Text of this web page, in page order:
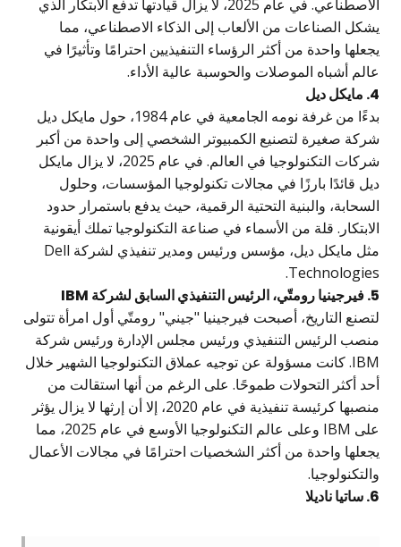
الاصطناعي. في عام 2025، لا يزال قيادتها تدفع الابتكار الذي
يشكل الصناعات من الألعاب إلى الذكاء الاصطناعي، مما
يجعلها واحدة من أكثر الرؤساء التنفيذيين احترامًا وتأثيرًا في
عالم أشباه الموصلات والحوسبة عالية الأداء.
بدءًا من غرفة نومه الجامعية في عام 1984، حول مايكل ديل
شركة صغيرة لتصنيع الكمبيوتر الشخصي إلى واحدة من أكبر
شركات التكنولوجيا في العالم. في عام 2025، لا يزال مايكل
ديل قائدًا بارزًا في مجالات تكنولوجيا المؤسسات، وحلول
السحابة، والبنية التحتية الرقمية، حيث يدفع باستمرار حدود
الابتكار. قلة من الأسماء في صناعة التكنولوجيا تملك أيقونية
مثل مايكل ديل، مؤسس ورئيس ومدير تنفيذي لشركة Dell
Technologies.
لتصنع التاريخ، أصبحت فيرجينيا "جيني" رومتّي أول امرأة تتولى
منصب الرئيس التنفيذي ورئيس مجلس الإدارة ورئيس شركة
IBM. كانت مسؤولة عن توجيه عملاق التكنولوجيا الشهير خلال
أحد أكثر التحولات طموحًا. على الرغم من أنها استقالت من
منصبها كرئيسة تنفيذية في عام 2020، إلا أن إرثها لا يزال يؤثر
على IBM وعلى عالم التكنولوجيا الأوسع في عام 2025، مما
يجعلها واحدة من أكثر الشخصيات احترامًا في مجالات الأعمال
والتكنولوجيا.